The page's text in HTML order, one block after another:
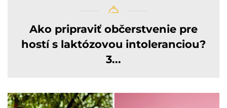
Ako pripraviť občerstvenie pre
hostí s laktózovou intoleranciou?
3...